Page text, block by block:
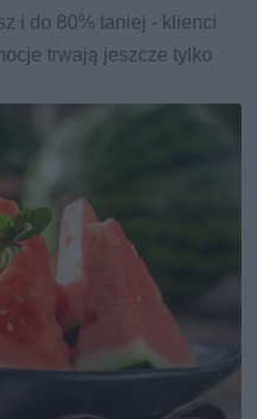
i do 80% taniej - klienci
trwają jeszcze tylko